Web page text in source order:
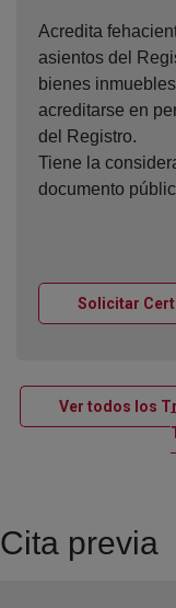
Acredita
asientos del
bienes
acreditarse en
del Registro.
Tiene la
documento
Solicitar
Ver todos los
Cita previa